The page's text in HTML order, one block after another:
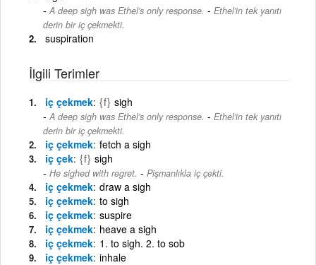
A deep sigh was Ethel's only response. - Ethel'in tek yanıtı
derin bir iç çekmekti.
suspiration
İlgili Terimler
iç çekmek {f} sigh
A deep sigh was Ethel's only response. - Ethel'in tek yanıtı
derin bir iç çekmekti.
iç çekmek fetch a sigh
iç çek {f} sigh
He sighed with regret. - Pişmanlıkla iç çekti.
iç çekmek draw a sigh
iç çekmek to sigh
iç çekmek suspire
iç çekmek heave a sigh
iç çekmek 1. to sigh. 2. to sob
iç çekmek inhale